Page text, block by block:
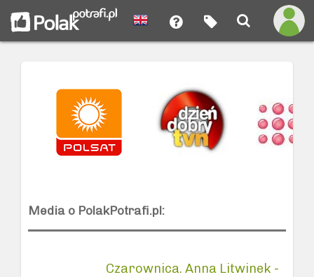
Media o PolakPotrafi.pl:
Czarownica. Anna Litwinek -